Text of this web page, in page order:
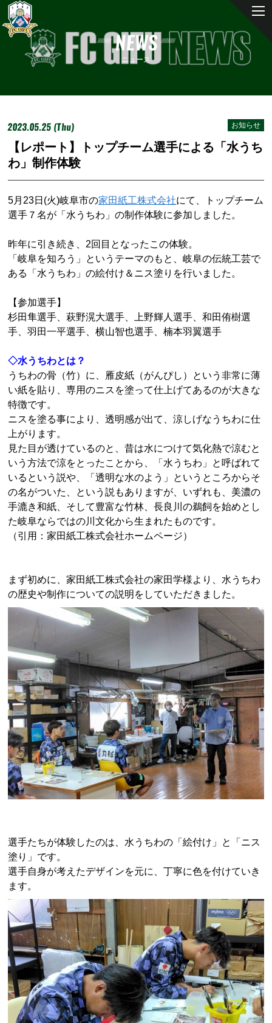
NEWS
ニュース
2023.05.25 (Thu) お知らせ
【レポート】トップチーム選手による「水うち
わ」制作体験
5月23日(火)岐阜市の家田紙工株式会社にて、トップチーム
選手７名が「水うちわ」の制作体験に参加しました。
昨年に引き続き、2回目となったこの体験。
「岐阜を知ろう」というテーマのもと、岐阜の伝統工芸で
ある「水うちわ」の絵付け＆ニス塗りを行いました。
【参加選手】
杉田隼選手、萩野滉大選手、上野輝人選手、和田侑樹選
手、羽田一平選手、横山智也選手、楠本羽翼選手
◇水うちわとは？
うちわの骨（竹）に、雁皮紙（がんぴし）という非常に薄
い紙を貼り、専用のニスを塗って仕上げてあるのが大きな
特徴です。
ニスを塗る事により、透明感が出て、涼しげなうちわに仕
上がります。
見た目が透けているのと、昔は水につけて気化熱で涼むと
いう方法で涼をとったことから、「水うちわ」と呼ばれて
いるという説や、「透明な水のよう」というところからそ
の名がついた、という説もありますが、いずれも、美濃の
手漉き和紙、そして豊富な竹林、長良川の鵜飼を始めとし
た岐阜ならではの川文化から生まれたものです。
（引用：家田紙工株式会社ホームページ）
まず初めに、家田紙工株式会社の家田学様より、水うちわ
の歴史や制作についての説明をしていただきました。
選手たちが体験したのは、水うちわの「絵付け」と「ニス
塗り」です。
選手自身が考えたデザインを元に、丁寧に色を付けていき
ます。